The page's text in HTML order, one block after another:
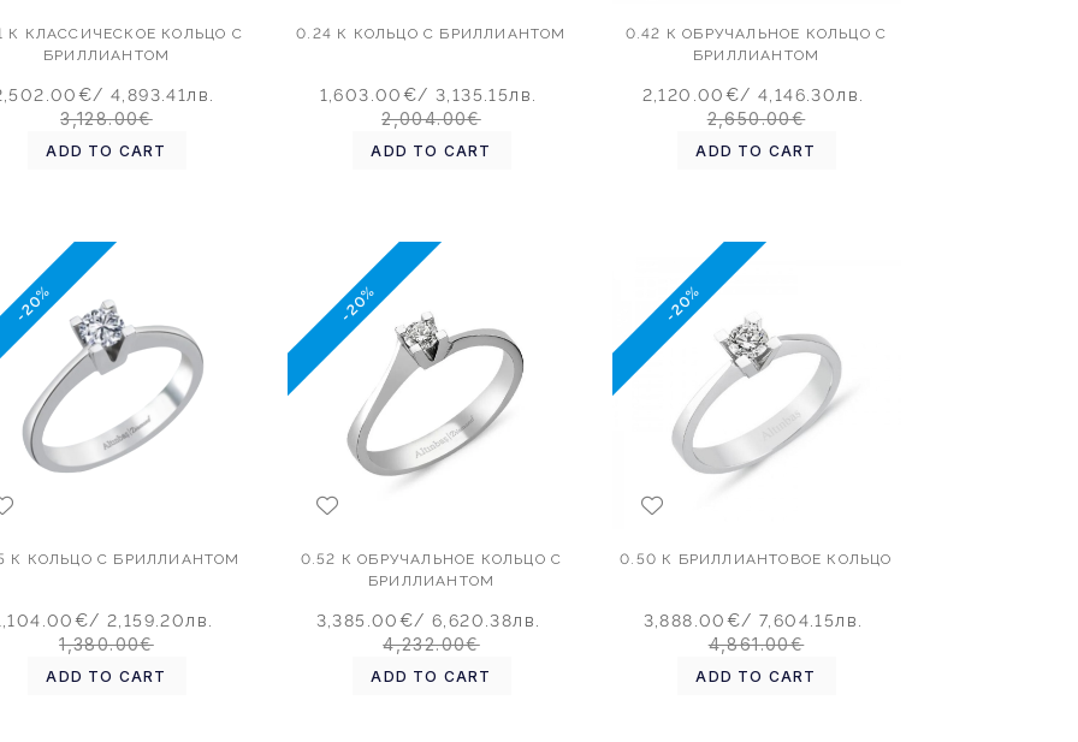
К КЛАССИЧЕСКОЕ КОЛЬЦО С
БРИЛЛИАНТОМ
/ 4,893.41лв.
3,128.00€
ADD TO CART
0.24 К КОЛЬЦО С БРИЛЛИАНТОМ
1,603.00€/ 3,135.15лв.
2,004.00€
ADD TO CART
0.42 К ОБРУЧАЛЬНОЕ КОЛЬЦО С
БРИЛЛИАНТОМ
2,120.00€/ 4,146.30лв.
2,650.00€
ADD TO CART
-20%
К КОЛЬЦО С БРИЛЛИАНТОМ
/ 2,159.20лв.
1,380.00€
ADD TO CART
-20%
0.52 К ОБРУЧАЛЬНОЕ КОЛЬЦО С
БРИЛЛИАНТОМ
3,385.00€/ 6,620.38лв.
4,232.00€
ADD TO CART
-20%
0.50 К БРИЛЛИАНТОВОЕ КОЛЬЦО
3,888.00€/ 7,604.15лв.
4,861.00€
ADD TO CART